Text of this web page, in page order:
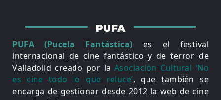
PUFA
PUFA (Pucela Fantástica) es el festival
internacional de cine fantástico y de terror de
Valladolid creado por la Asociación Cultural ‘No
es cine todo lo que reluce’, que también se
encarga de gestionar desde 2012 la web de cine